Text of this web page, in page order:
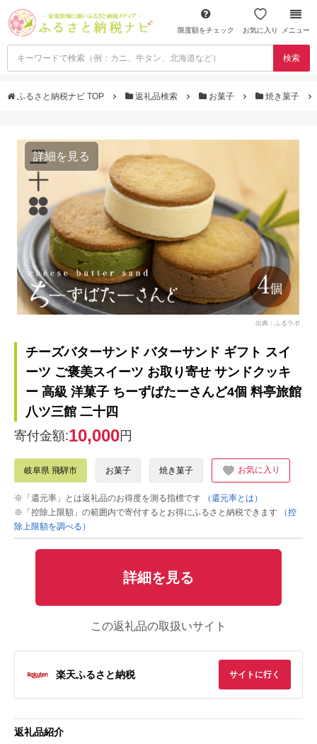
限度額をチェック お気に入り メニュー
検索
ふるさと納税ナビ TOP 返礼品検索 お菓子 焼き菓子
詳細を見る
出典：ふるラボ
チーズバターサンド バターサンド ギフト スイ
ーツ ご褒美スイーツ お取り寄せ サンドクッキ
ー 高級 洋菓子 ちーずばたーさんど4個 料亭旅館
八ツ三館 二十四
寄付金額:10,000円
岐阜県 飛騨市 お菓子 焼き菓子 お気に入り
※「還元率」とは返礼品のお得度を測る指標です
（還元率とは）
※「控除上限額」の範囲内で寄付するとお得にふるさと納税できます
（控
除上限額を調べる）
詳細を見る
この返礼品の取扱いサイト
楽天ふるさと納税 サイトに行く
返礼品紹介